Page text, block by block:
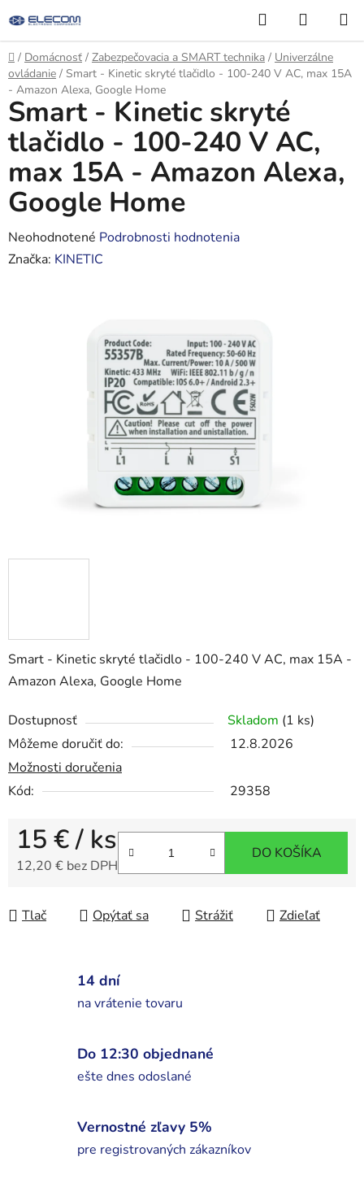
na
obsah
Hľadať
KOŠÍK
Domov
/ Domácnosť / Zabezpečovacia a SMART technika / Univerzálne
ovládanie / Smart - Kinetic skryté tlačidlo - 100-240 V AC, max 15A
- Amazon Alexa, Google Home
Smart - Kinetic skryté tlačidlo - 100-240 V AC, max 15A -
Amazon Alexa, Google Home
Dostupnosť Skladom (1 ks)
Môžeme doručiť do:
12.8.2026
Možnosti doručenia
Kód:
29358
15 €/ ks
12,20 € bez DPH
DO KOŠÍKA
Tlač Opýtať sa Strážiť Zdieľať
Smart - Kinetic skryté
tlačidlo - 100-240 V AC,
max 15A - Amazon Alexa,
Google Home
Priemerné
hodnotenie
Neohodnotené Podrobnosti hodnotenia
Značka: KINETIC
14 dní
na vrátenie tovaru
Do 12:30 objednané
ešte dnes odoslané
Vernostné zľavy 5%
pre registrovaných zákazníkov